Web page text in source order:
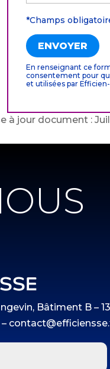
*Champs
En renseignant ce
consentement pour
et utilisées par
à jour document :
Bâtiment B –